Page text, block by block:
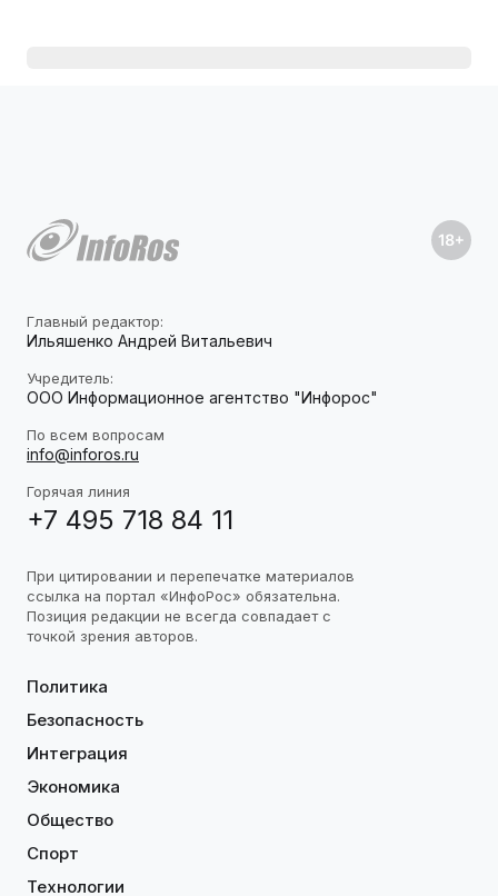
Главный редактор:
Ильяшенко Андрей Витальевич
Учредитель:
ООО Информационное агентство "Инфорос"
По всем вопросам
info@inforos.ru
Горячая линия
+7 495 718 84 11
При цитировании и перепечатке материалов
ссылка на портал «ИнфоРос» обязательна.
Позиция редакции не всегда совпадает с
точкой зрения авторов.
Политика
Безопасность
Интеграция
Экономика
Общество
Спорт
Технологии